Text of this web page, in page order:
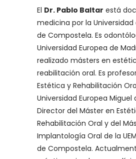
El Dr. Pablo Baltar está
medicina por la Universidad
de Compostela. Es
Universidad Europea de
realizado másters en
reabilitación oral. Es
Estética y Rehabilitación
Universidad Europea Miguel
Director del Máster en
Rehabilitación Oral y del
Implantología Oral de la
de Compostela.